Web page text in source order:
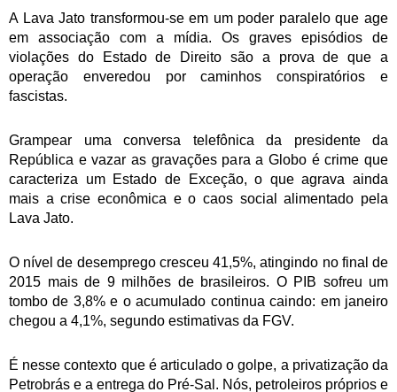
A Lava Jato transformou-se em um poder paralelo que age
em associação com a mídia. Os graves episódios de
violações do Estado de Direito são a prova de que a
operação enveredou por caminhos conspiratórios e
fascistas.
Grampear uma conversa telefônica da presidente da
República e vazar as gravações para a Globo é crime que
caracteriza um Estado de Exceção, o que agrava ainda
mais a crise econômica e o caos social alimentado pela
Lava Jato.
O nível de desemprego cresceu 41,5%, atingindo no final de
2015 mais de 9 milhões de brasileiros. O PIB sofreu um
tombo de 3,8% e o acumulado continua caindo: em janeiro
chegou a 4,1%, segundo estimativas da FGV.
É nesse contexto que é articulado o golpe, a privatização da
Petrobrás e a entrega do Pré-Sal. Nós, petroleiros próprios e